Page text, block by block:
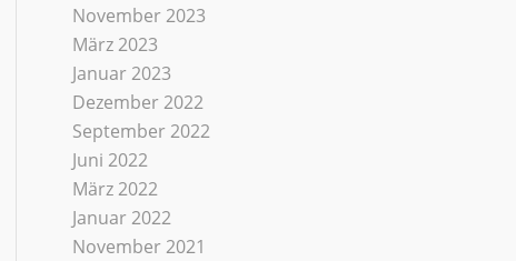
November 2023
März 2023
Januar 2023
Dezember 2022
September 2022
Juni 2022
März 2022
Januar 2022
November 2021